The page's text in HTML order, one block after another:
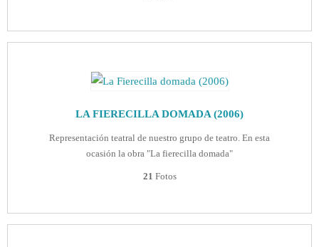
LA FIERECILLA DOMADA (2006)
Representación teatral de nuestro grupo de teatro. En esta
ocasión la obra "La fierecilla domada"
21 Fotos